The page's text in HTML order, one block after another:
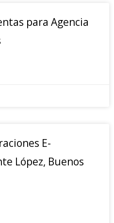
para Agencia
E-
López, Buenos